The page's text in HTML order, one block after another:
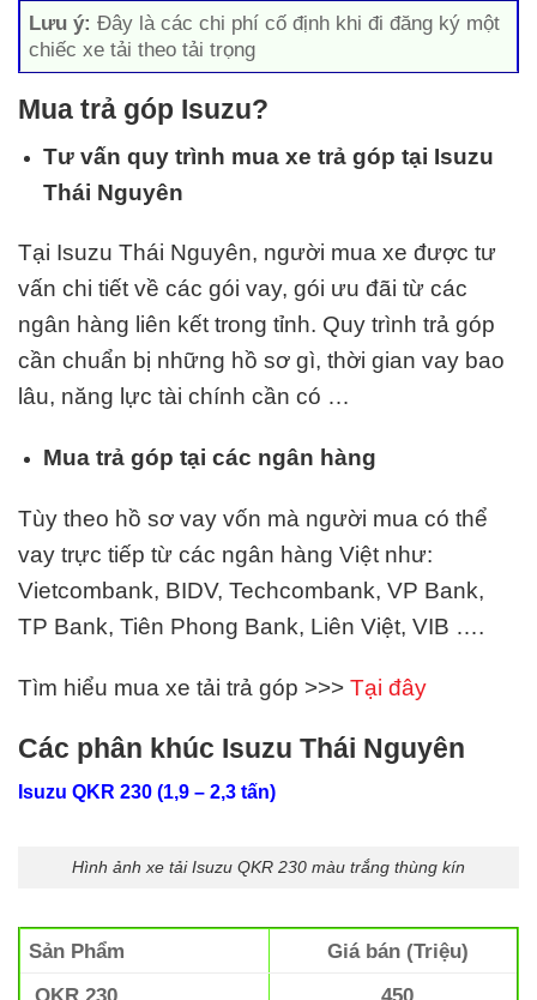
Lưu ý:Đây là các chi phí cố định khi đi đăng ký một
chiếc xe tải theo tải trọng
Mua trả góp Isuzu?
Tư vấn quy trình mua xe trả góp tại Isuzu
Thái Nguyên
Tại Isuzu Thái Nguyên, người mua xe được tư
vấn chi tiết về các gói vay, gói ưu đãi từ các
ngân hàng liên kết trong tỉnh. Quy trình trả góp
cần chuẩn bị những hồ sơ gì, thời gian vay bao
lâu, năng lực tài chính cần có …
Mua trả góp tại các ngân hàng
Tùy theo hồ sơ vay vốn mà người mua có thể
vay trực tiếp từ các ngân hàng Việt như:
Vietcombank, BIDV, Techcombank, VP Bank,
TP Bank, Tiên Phong Bank, Liên Việt, VIB ….
Tìm hiểu mua xe tải trả góp >>> Tại đây
Các phân khúc Isuzu Thái Nguyên
Isuzu QKR 230 (1,9 – 2,3 tấn)
Hình ảnh xe tải Isuzu QKR 230 màu trắng thùng kín
Sản Phẩm
Giá bán (Triệu)
QKR 230
450